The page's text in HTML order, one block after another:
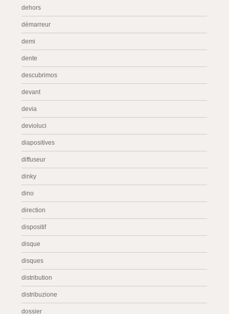
dehors
démarreur
demi
dente
descubrimos
devant
devia
devioluci
diapositives
diffuseur
dinky
dino
direction
dispositif
disque
disques
distribution
distribuzione
dossier